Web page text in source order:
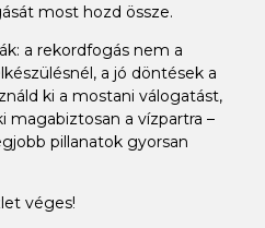
most hozd össze.
a rekordfogás nem a
a jó döntések a
ki a mostani válogatást,
magabiztosan a vízpartra –
pillanatok gyorsan
véges!